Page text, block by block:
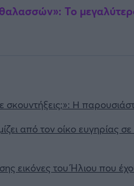
Το
Η
από τον οίκο ευγηρίας
εικόνες του Ήλιου που